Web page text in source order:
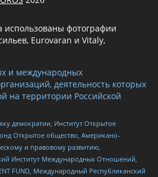
использованы фотографии
Eurovaran и Vitaly,
и международных
деятельность которых
на территории Российской
демократии, Институт Открытое
Открытое общество, Американо-
и правовому развитию,
Институт Международных Отношений,
FUND, Международный Республиканский